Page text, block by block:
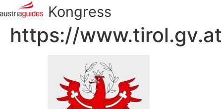
Kongress
https://www.tirol.gv.at